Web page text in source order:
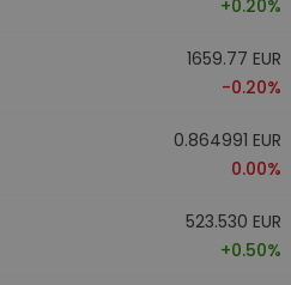
+0.20%
1659.77 EUR
-0.20%
0.864991 EUR
0.00%
523.530 EUR
+0.50%